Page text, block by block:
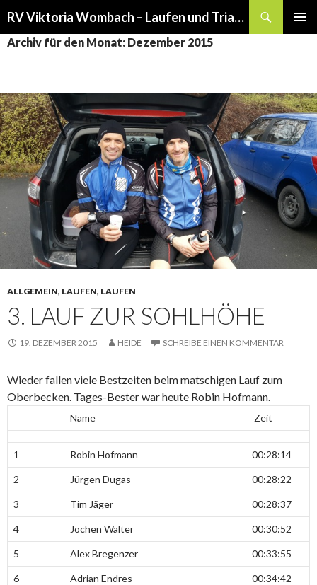
RV Viktoria Wombach – Laufen und Triathlon
ZUM
Archiv für den Monat: Dezember 2015
ALLGEMEIN, LAUFEN, LAUFEN
3. LAUF ZUR SOHLHÖHE
19. DEZEMBER 2015 HEIDE SCHREIBE EINEN KOMMENTAR
Wieder fallen viele Bestzeiten beim matschigen Lauf zum
Oberbecken. Tages-Bester war heute Robin Hofmann.
Name Zeit
1 Robin Hofmann 00:28:14
2 Jürgen Dugas 00:28:22
3 Tim Jäger 00:28:37
4 Jochen Walter 00:30:52
5 Alex Bregenzer 00:33:55
6 Adrian Endres 00:34:42